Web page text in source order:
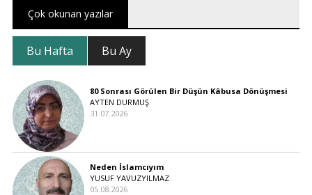
Çok okunan yazılar
Bu Hafta Bu Ay
80 Sonrası Görülen Bir Düşün Kâbusa Dönüşmesi
AYTEN DURMUŞ
31.07.2026
Neden İslamcıyım
YUSUF YAVUZYILMAZ
05.08.2026